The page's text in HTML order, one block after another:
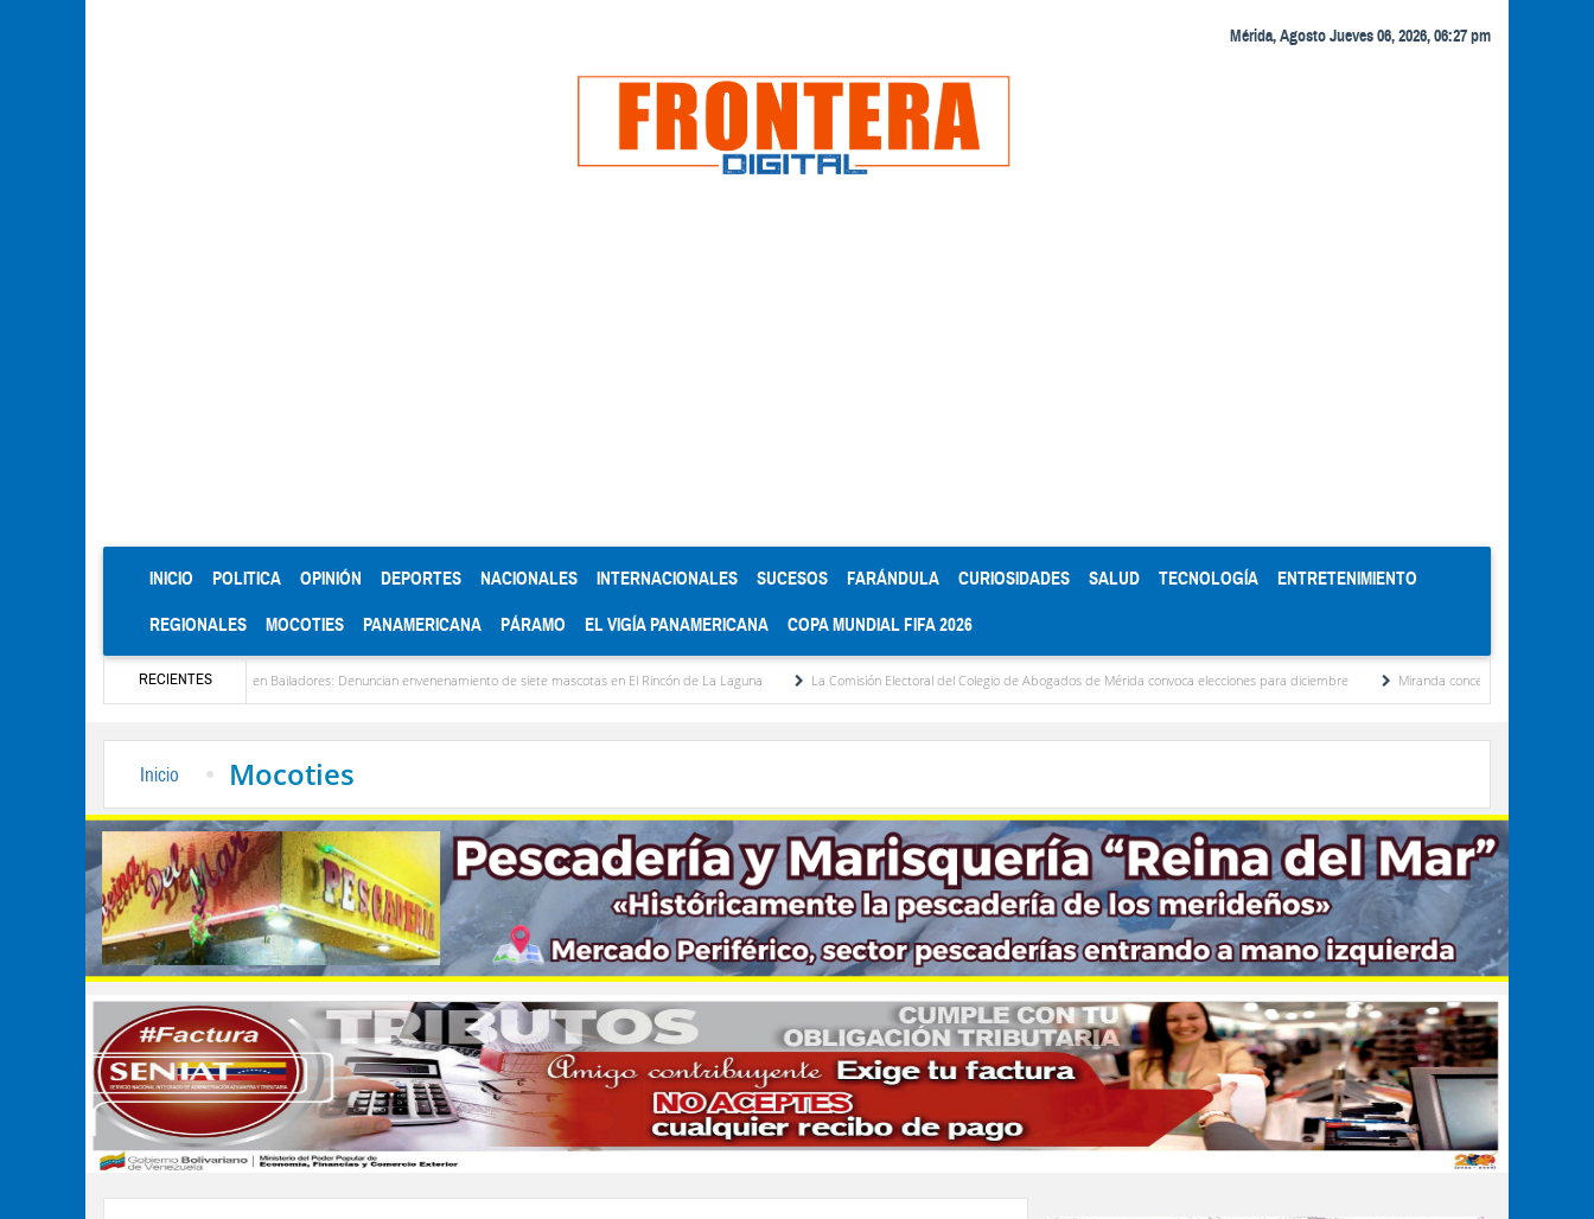
Mérida, Agosto Jueves 06, 2026, 06:27 pm
INICIO (CURRENT)
POLITICA OPINIÓN DEPORTES NACIONALES INTERNACIONALES SUCESOS FARÁNDULA CURIOSIDADES SALUD TECNOLOGÍA ENTRETENIMIENTO
REGIONALES MOCOTIES PANAMERICANA PÁRAMO EL VIGÍA PANAMERICANA COPA MUNDIAL FIFA 2026
RECIENTES
Alerta en Bailadores: Denuncian envenenamiento de siete mascotas en El Rincón de La Laguna La Comisión Electoral del Colegio de Abogados de Mérida convoca elecciones para diciembre Miranda concentra casi el 77 % de los presos políticos
Inicio Mocoties